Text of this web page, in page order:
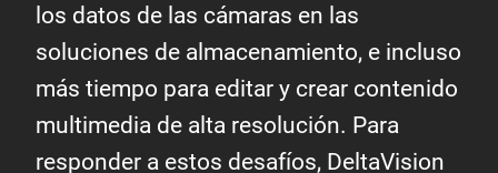
los datos de las cámaras en las
soluciones de almacenamiento, e incluso
más tiempo para editar y crear contenido
multimedia de alta resolución. Para
responder a estos desafíos, DeltaVision